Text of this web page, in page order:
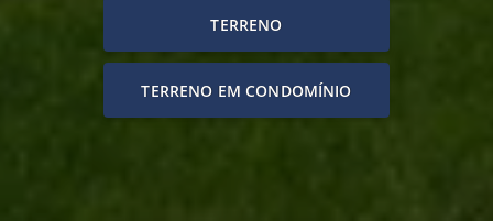
TERRENO
TERRENO EM CONDOMÍNIO